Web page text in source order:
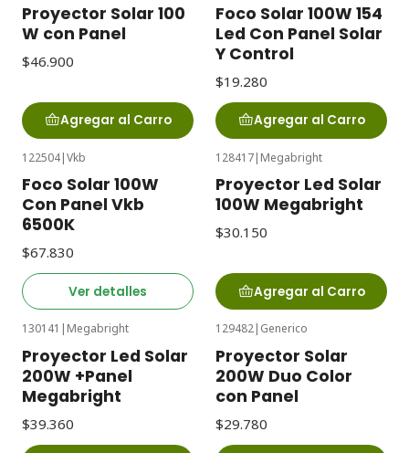
Proyector Solar 100
W con Panel
$46.900
Agregar al Carro
Foco Solar 100W 154
Led Con Panel Solar
Y Control
$19.280
Agregar al Carro
122504|Vkb
Foco Solar 100W
Con Panel Vkb
6500K
$67.830
Ver detalles
128417| Megabright
Proyector Led Solar
100W Megabright
$30.150
Agregar al Carro
130141 | Megabright
Proyector Led Solar
200W +Panel
Megabright
$39.360
129482| Generico
Proyector Solar
200W Duo Color
con Panel
$29.780